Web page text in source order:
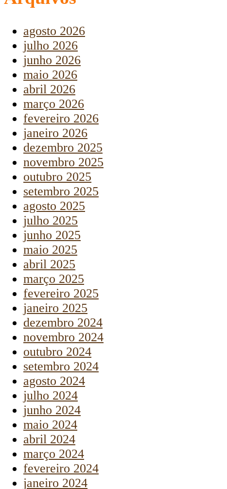
agosto 2026
julho 2026
junho 2026
maio 2026
abril 2026
março 2026
fevereiro 2026
janeiro 2026
dezembro 2025
novembro 2025
outubro 2025
setembro 2025
agosto 2025
julho 2025
junho 2025
maio 2025
abril 2025
março 2025
fevereiro 2025
janeiro 2025
dezembro 2024
novembro 2024
outubro 2024
setembro 2024
agosto 2024
julho 2024
junho 2024
maio 2024
abril 2024
março 2024
fevereiro 2024
janeiro 2024